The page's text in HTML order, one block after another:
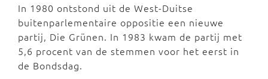
In 1980 ontstond uit de West-Duitse
buitenparlementaire oppositie een nieuwe
partij, Die Grünen. In 1983 kwam de partij met
5,6 procent van de stemmen voor het eerst in
de Bondsdag.